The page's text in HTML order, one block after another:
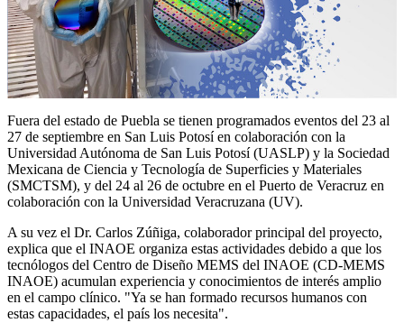
Fuera del estado de Puebla se tienen programados eventos del 23 al
27 de septiembre en San Luis Potosí en colaboración con la
Universidad Autónoma de San Luis Potosí (UASLP) y la Sociedad
Mexicana de Ciencia y Tecnología de Superficies y Materiales
(SMCTSM), y del 24 al 26 de octubre en el Puerto de Veracruz en
colaboración con la Universidad Veracruzana (UV).
A su vez el Dr. Carlos Zúñiga, colaborador principal del proyecto,
explica que el INAOE organiza estas actividades debido a que los
tecnólogos del Centro de Diseño MEMS del INAOE (CD-MEMS
INAOE) acumulan experiencia y conocimientos de interés amplio
en el campo clínico. "Ya se han formado recursos humanos con
estas capacidades, el país los necesita".